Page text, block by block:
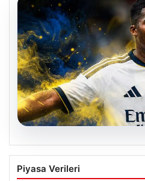
05.08.2026
Fenerbahçe, Real
yıldızını transfer
Piyasa Verileri